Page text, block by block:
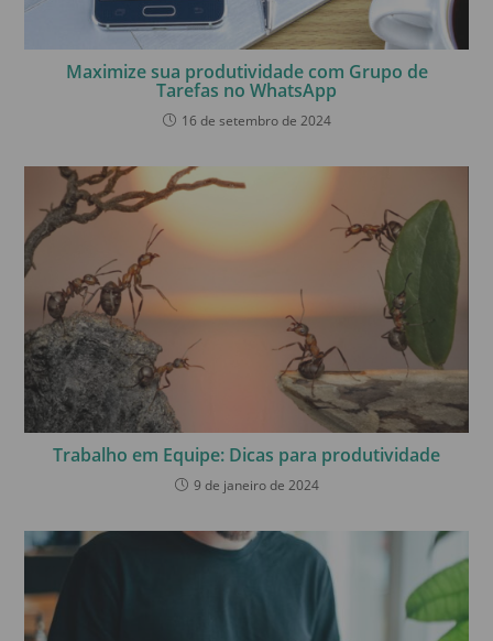
Maximize sua produtividade com Grupo de
Tarefas no WhatsApp
16 de setembro de 2024
Trabalho em Equipe: Dicas para produtividade
9 de janeiro de 2024